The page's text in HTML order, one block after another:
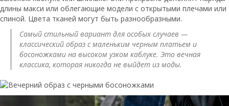
длины макси или облегающие модели с открытыми плечами или
спиной. Цвета тканей могут быть разнообразными.
Самый стильный вариант для особых случаев —
классический образ с маленьким черным платьем и
босоножками на высоком узком каблуке. Это вечная
классика, которая никогда не выйдет из моды.